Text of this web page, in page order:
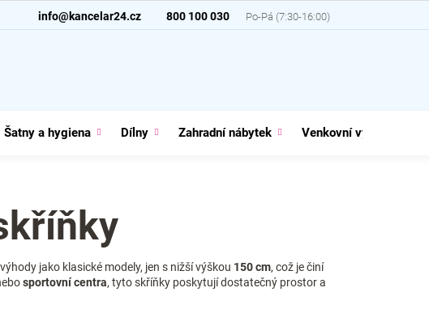
800 100 030
info@kancelar24.cz
Šatny a hygiena Dílny Zahradní nábytek Venkovní vybavení
jako klasické modely, jen s nižší výškou 150 cm, což je činí
sportovnícentra, tyto skříňky poskytují dostatečný prostor a